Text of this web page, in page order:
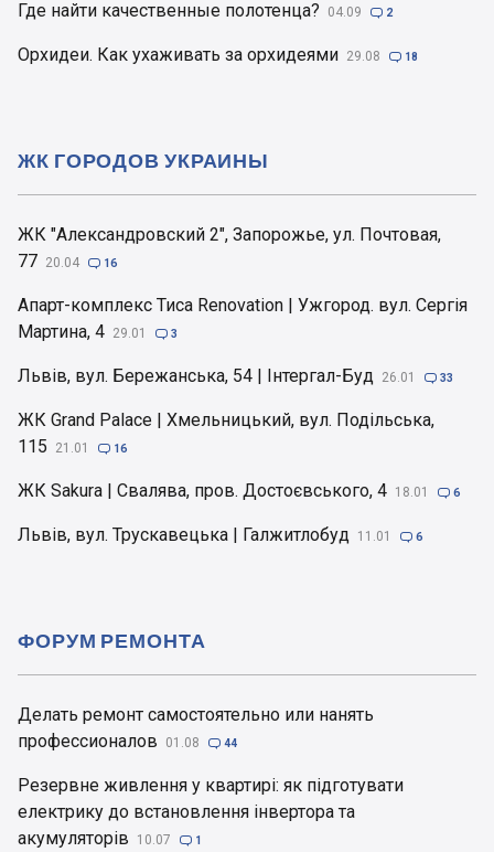
Где найти качественные полотенца? 04.09  2
Орхидеи. Как ухаживать за орхидеями 29.08  18
ЖК "Александровский 2", Запорожье, ул. Почтовая,
77 20.04  16
Апарт-комплекс Тиса Renovation | Ужгород. вул. Сергія
Мартина, 4 29.01  3
Львів, вул. Бережанська, 54 | Інтергал-Буд 26.01  33
ЖК Grand Palace | Хмельницький, вул. Подільська,
115
21.01  16
ЖК Sakura | Свалява, пров. Достоєвського, 4 18.01  6
Львів, вул. Трускавецька | Галжитлобуд 11.01  6
ЖК ГОРОДОВ УКРАИНЫ
Делать ремонт самостоятельно или нанять
профессионалов
01.08  44
Резервне живлення у квартирі: як підготувати
електрику до встановлення інвертора та
акумуляторів
10.07  1
ФОРУМ РЕМОНТА